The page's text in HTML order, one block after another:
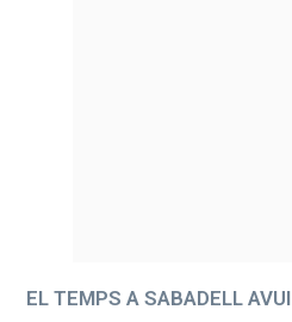
EL TEMPS A SABADELL AVUI